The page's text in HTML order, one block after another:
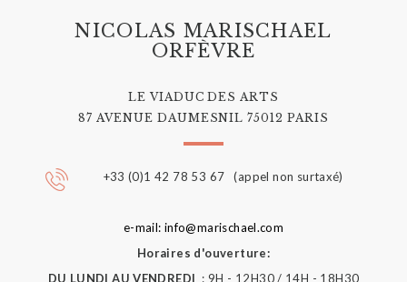
NICOLAS MARISCHAEL
ORFÈVRE
LE VIADUC DES ARTS
87 AVENUE DAUMESNIL 75012 PARIS
+33 (0)1 42 78 53 67 (appel non surtaxé)
e-mail: info@marischael.com
Horaires d'ouverture:
DU LUNDI AU VENDREDI : 9H - 12H30 / 14H - 18H30